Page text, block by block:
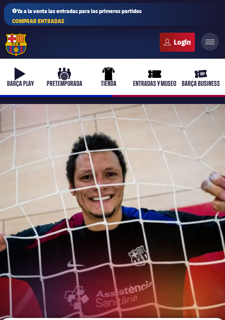
⚽Ya a la venta las entradas para los primeros partidos
COMPRAR ENTRADAS
b-play
BARÇA PLAY
culers-ball
PRETEMPORADA
uniform
TIENDA
ticket-full
ENTRADAS Y MUSEO
ticket-
BARÇA BUSINESS
plusicon
más
Junta Directiva
Estructura ejecutiva
plusicon
más
Barça Academy
plusicon
más